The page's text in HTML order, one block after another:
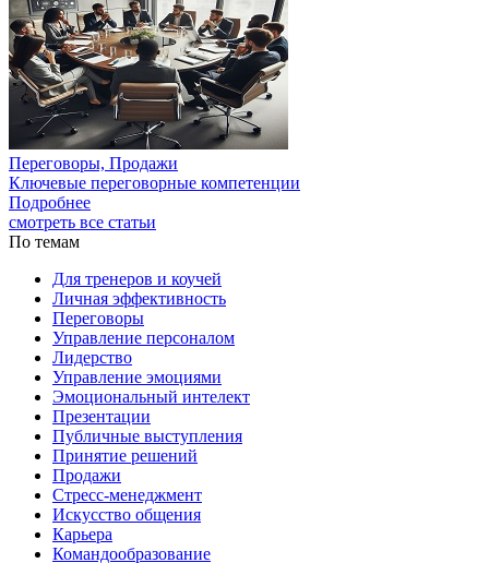
Переговоры, Продажи
Ключевые переговорные компетенции
Подробнее
смотреть все статьи
По темам
Для тренеров и коучей
Личная эффективность
Переговоры
Управление персоналом
Лидерство
Управление эмоциями
Эмоциональный интелект
Презентации
Публичные выступления
Принятие решений
Продажи
Стресс-менеджмент
Искусство общения
Карьера
Командообразование